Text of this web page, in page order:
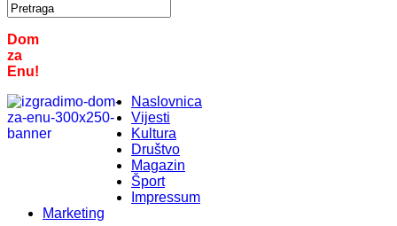
Dom
za
Enu!
Naslovnica
Vijesti
Kultura
Društvo
Magazin
Šport
Impressum
Marketing